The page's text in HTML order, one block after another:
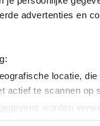
advertenties en
locatie,
actief te scannen op
worden